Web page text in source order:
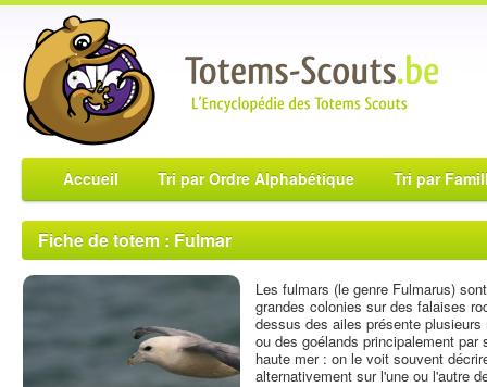
Accueil Tri par Ordre Alphabétique Tri par
Fiche de totem : Fulmar
Les fulmars (le genre Fulmarus)
grandes colonies sur des falaises
dessus des ailes présente
ou des goélands principalement
haute mer : on le voit souvent
alternativement sur l'une ou l'autre